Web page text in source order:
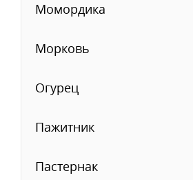
Момордика
Морковь
Огурец
Пажитник
Пастернак